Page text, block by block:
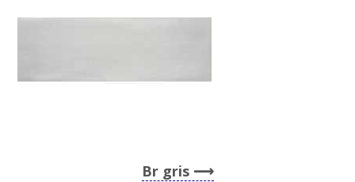
Br gris